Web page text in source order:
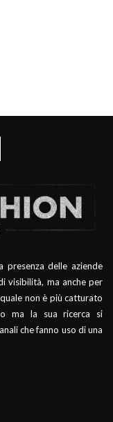
delle aziende
visibilità, ma anche per
non è più catturato
ma la sua ricerca si
che fanno uso di una